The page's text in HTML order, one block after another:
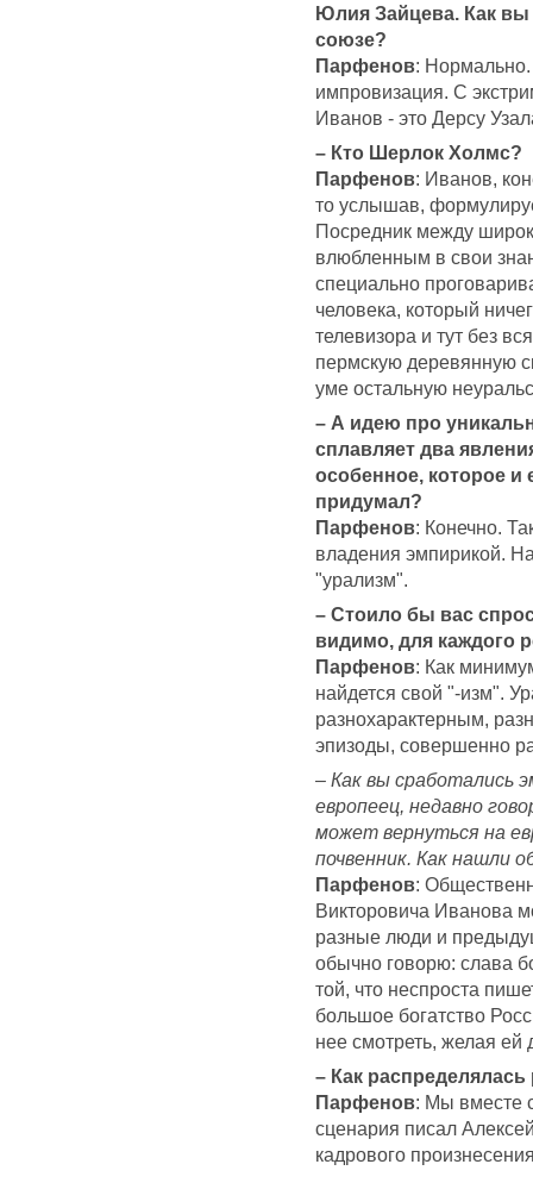
Юлия Зайцева. Как вы
союзе?
Парфенов:
импровизация. С
Иванов - это Дерсу
– Кто Шерлок Холмс?
Парфенов: Иванов,
то услышав,
Посредник между
влюбленным в свои
специально
человека, который
телевизора и тут без
пермскую деревянную
уме остальную
– А идею про
сплавляет два
особенное, которое и
придумал?
Парфенов: Конечно.
владения эмпирикой.
"урализм".
– Стоило бы вас
видимо, для каждого
Парфенов: Как
найдется свой "-изм".
разнохарактерным,
эпизоды, совершенно
– Как вы сработались
европеец, недавно
может вернуться на
почвенник. Как нашли
Парфенов:
Викторовича Иванова
разные люди и
обычно говорю: слава
той, что неспроста
большое богатство
нее смотреть, желая ей
– Как распределялась
Парфенов: Мы вместе
сценария писал
кадрового